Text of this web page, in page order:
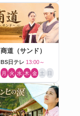
商道（サンド）
BS日テレ 13:00～
月 火 水 木 金 土 日